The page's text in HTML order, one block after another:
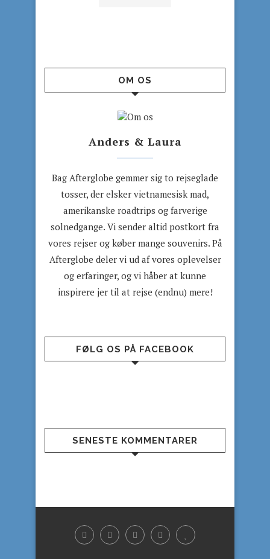
OM OS
Anders & Laura
Bag Afterglobe gemmer sig to rejseglade
tosser, der elsker vietnamesisk mad,
amerikanske roadtrips og farverige
solnedgange. Vi sender altid postkort fra
vores rejser og køber mange souvenirs. På
Afterglobe deler vi ud af vores oplevelser
og erfaringer, og vi håber at kunne
inspirere jer til at rejse (endnu) mere!
FØLG OS PÅ FACEBOOK
SENESTE KOMMENTARER